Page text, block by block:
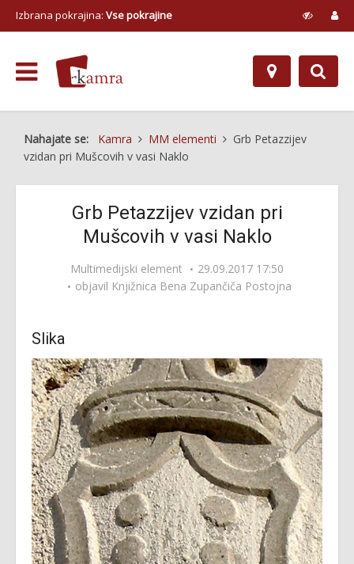
Izbrana pokrajina: Vse pokrajine
Nahajate se: Kamra MM elementi
Grb Petazzijev
vzidan pri Mušcovih v vasi Naklo
Grb Petazzijev vzidan pri
Mušcovih v vasi Naklo
Multimedijski element
29.09.2017 17:50
objavil Knjižnica Bena Zupančiča Postojna
Slika